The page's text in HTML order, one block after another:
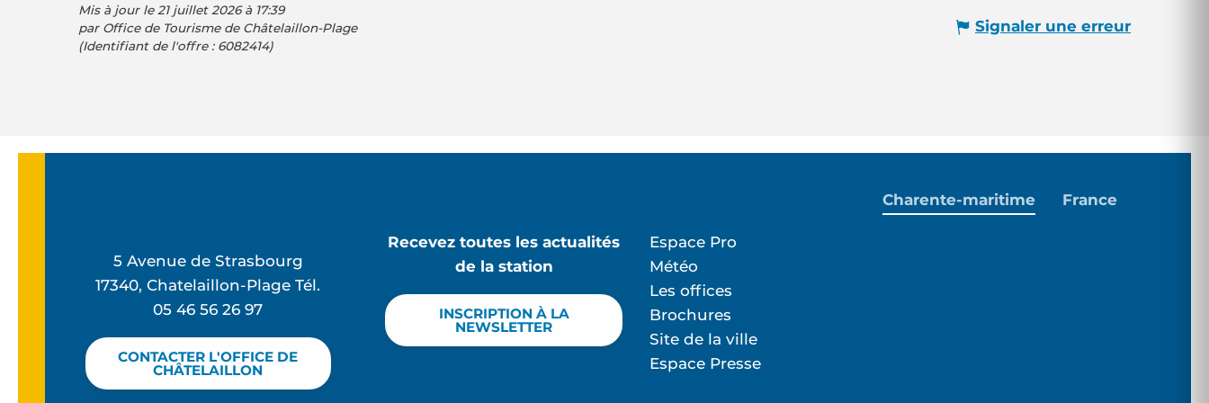
Mis à jour le 21 juillet 2026 à 17:39
par Office de Tourisme de Châtelaillon-Plage
(Identifiant de l'offre : 6082414)
Signaler une erreur
5 Avenue de Strasbourg
17340, Chatelaillon-Plage Tél.
05 46 56 26 97
CONTACTER L'OFFICE DE
CHÂTELAILLON
Recevez toutes les actualités
de la station
INSCRIPTION À LA
NEWSLETTER
Espace Pro
Météo
Les offices
Brochures
Site de la ville
Espace Presse
Charente-maritime France